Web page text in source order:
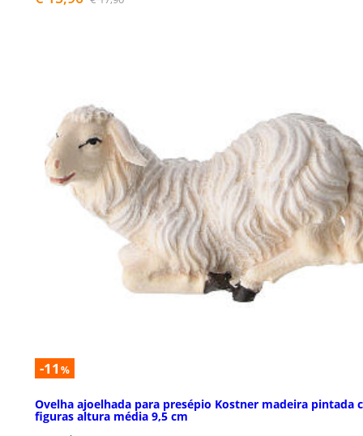
-11 %
Ovelha ajoelhada para presépio Kostner madeira pintada
figuras altura média 9,5 cm